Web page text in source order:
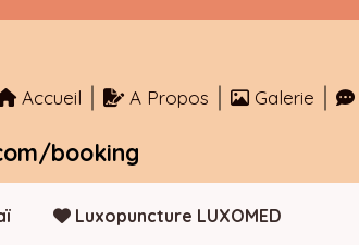
booking
Accueil A Propos Galerie
Luxopuncture LUXOMED